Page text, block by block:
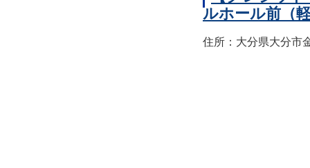
ルホール前（
住所：大分県大分市